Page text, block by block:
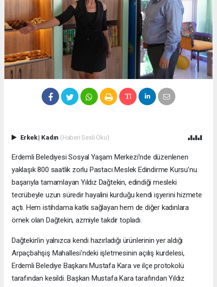
Erkek| Kadın (Haberi Sesli Oku)
Erdemli Belediyesi Sosyal Yaşam Merkezi’nde düzenlenen
yaklaşık 800 saatlik zorlu Pastacı Meslek Edindirme Kursu’nu
başarıyla tamamlayan Yıldız Dağtekin, edindiği mesleki
tecrübeyle uzun süredir hayalini kurduğu kendi işyerini hizmete
açtı. Hem istihdama katkı sağlayan hem de diğer kadınlara
örnek olan Dağtekin, azmiyle takdir topladı.
Dağtekin'in yalnızca kendi hazırladığı ürünlerinin yer aldığı
Arpaçbahşiş Mahallesi'ndeki işletmesinin açılış kurdelesi,
Erdemli Belediye Başkanı Mustafa Kara ve ilçe protokolü
tarafından kesildi. Başkan Mustafa Kara tarafından Yıldız